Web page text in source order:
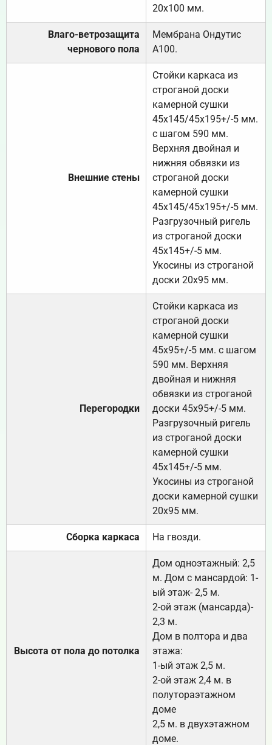
20х100 мм.
Влаго-ветрозащита
чернового пола
Мембрана Ондутис
А100.
Внешние стены
Стойки каркаса из
строганой доски
камерной сушки
45х145/45х195+/-5 мм.
с шагом 590 мм.
Верхняя двойная и
нижняя обвязки из
строганой доски
камерной сушки
45х145/45х195+/-5 мм.
Разгрузочный ригель
из строганой доски
45х145+/-5 мм.
Укосины из строганой
доски 20х95 мм.
Перегородки
Стойки каркаса из
строганой доски
камерной сушки
45х95+/-5 мм. с шагом
590 мм. Верхняя
двойная и нижняя
обвязки из строганой
доски 45х95+/-5 мм.
Разгрузочный ригель
из строганой доски
камерной сушки
45х145+/-5 мм.
Укосины из строганой
доски камерной сушки
20х95 мм.
Сборка каркаса На гвозди.
Высота от пола до потолка
Дом одноэтажный: 2,5
м. Дом с мансардой: 1-
ый этаж- 2,5 м.
2-ой этаж (мансарда)-
2,3 м.
Дом в полтора и два
этажа:
1-ый этаж 2,5 м.
2-ой этаж 2,4 м. в
полутораэтажном
доме
2,5 м. в двухэтажном
доме.